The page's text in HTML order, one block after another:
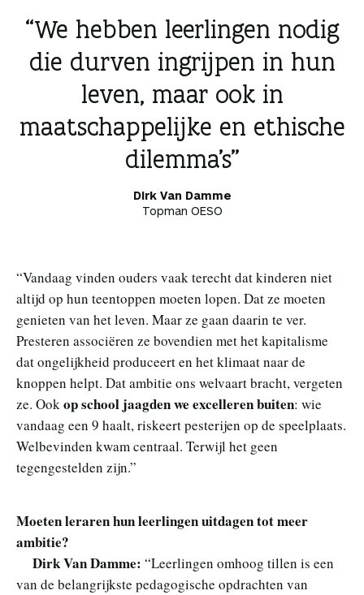
We hebben leerlingen nodig
die durven ingrijpen in hun
leven, maar ook in
maatschappelijke en ethische
dilemma’s
Dirk Van Damme
Topman OESO
“Vandaag vinden ouders vaak terecht dat kinderen niet
altijd op hun teentoppen moeten lopen. Dat ze moeten
genieten van het leven. Maar ze gaan daarin te ver.
Presteren associëren ze bovendien met het kapitalisme
dat ongelijkheid produceert en het klimaat naar de
knoppen helpt. Dat ambitie ons welvaart bracht, vergeten
ze. Ookop school jaagden we excelleren buiten: wie
vandaag een 9 haalt, riskeert pesterijen op de speelplaats.
Welbevinden kwam centraal. Terwijl het geen
tegengestelden zijn.”
Moeten leraren hun leerlingen uitdagen tot meer
ambitie?
Dirk Van Damme: “Leerlingen omhoog tillen is een
van de belangrijkste pedagogische opdrachten van